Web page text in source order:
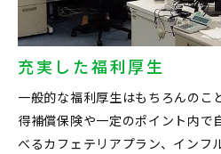
充実した福利厚生
一般的な福利厚生はもちろんのこ
得補償保険や一定のポイント内で
べるカフェテリアプラン、インフ